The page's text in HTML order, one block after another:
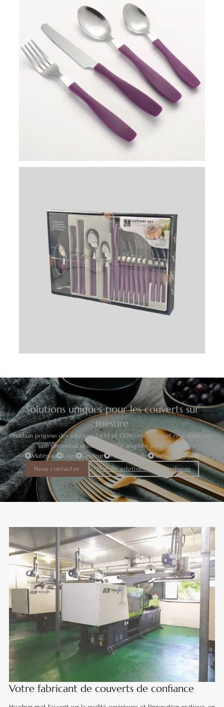
Solutions uniques pour les couverts sur
mesure
Huashun propose des solutions OEM et ODM exclusives et rentables, avec
une personnalisation complète adaptée à vos besoins.
Matériau
Logo Couleur Forme Taille Surface
Paquet
Nous contacter
Plus de solutions personnalisées
Votre fabricant de couverts de confiance